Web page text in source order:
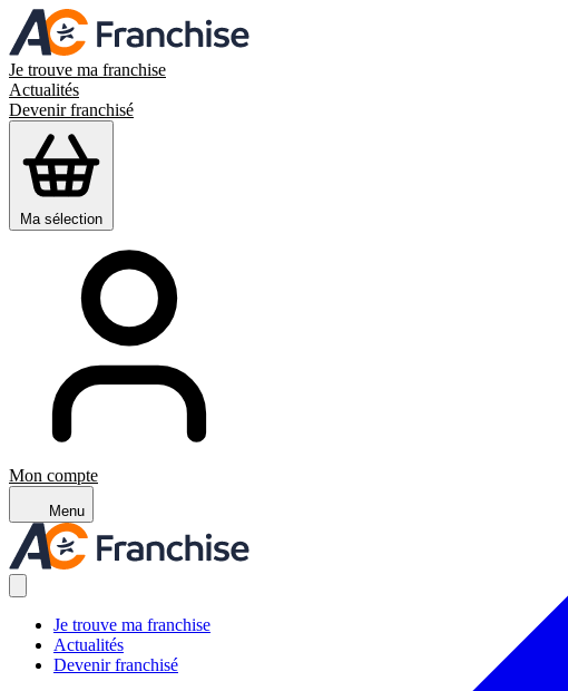
Je trouve ma franchise
Actualités
Devenir franchisé
Ma sélection
Mon compte
Menu
Je trouve ma franchise
Actualités
Devenir franchisé